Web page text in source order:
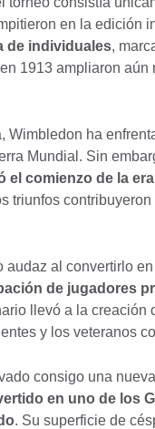
en la edición
de individuales,
1913 ampliaron
Wimbledon ha
Mundial. Sin
el comienzo de la
triunfos
audaz al convertirlo
de jugadores
llevó a la
y los veteranos
consigo una
en uno de los
. Su superficie de